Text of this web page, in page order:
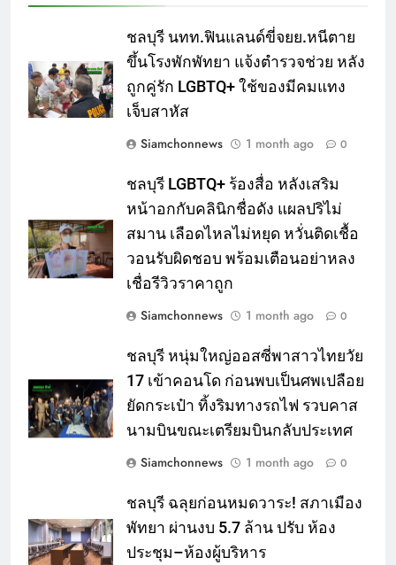
ชลบุรี นทท.ฟินแลนด์ขี่จยย.หนีตาย
ขึ้นโรงพักพัทยา แจ้งตำรวจช่วย หลัง
ถูกคู่รัก LGBTQ+ ใช้ของมีคมแทง
เจ็บสาหัส
Siamchonnews
1 month ago 0
ชลบุรี LGBTQ+ ร้องสื่อ หลังเสริม
หน้าอกกับคลินิกชื่อดัง แผลปริไม่
สมาน เลือดไหลไม่หยุด หวั่นติดเชื้อ
วอนรับผิดชอบ พร้อมเตือนอย่าหลง
เชื่อรีวิวราคาถูก
Siamchonnews
1 month ago 0
ชลบุรี หนุ่มใหญ่ออสซี่พาสาวไทยวัย
17 เข้าคอนโด ก่อนพบเป็นศพเปลือย
ยัดกระเป๋า ทิ้งริมทางรถไฟ รวบคาส
นามบินขณะเตรียมบินกลับประเทศ
Siamchonnews
1 month ago 0
ชลบุรี ฉลุยก่อนหมดวาระ! สภาเมือง
พัทยา ผ่านงบ 5.7 ล้าน ปรับ ห้อง
ประชุม–ห้องผู้บริหาร